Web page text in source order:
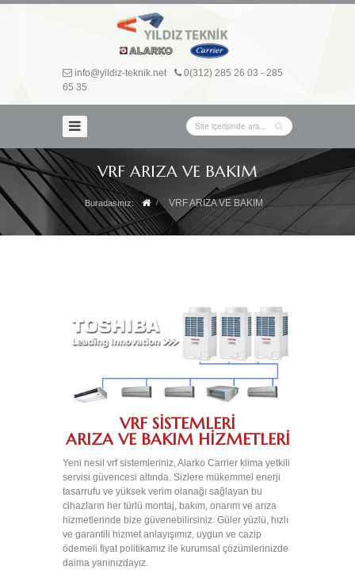
HİZMETLERİMİZ
SİSTEMLERİ
KOMBİ
ARIZA
VE
BAKIM
SOĞUTMA
SİSTEMLERİ
VRF
VE
BAKIM
PETEK
TESİSAT
TEMİZLİĞİ
info@yildiz-teknik.net
0(312) 285 26 03 - 285
65 35
VRF ARIZA VE BAKIM
Buradasınız: VRF ARIZA VE BAKIM
VRF SİSTEMLERİ
ARIZA VE BAKIM HİZMETLERİ
Yeni nesil vrf sistemleriniz, Alarko Carrier klima yetkili
servisi güvencesi altında. Sizlere mükemmel enerji
tasarrufu ve yüksek verim olanağı sağlayan bu
cihazların her türlü montaj, bakım, onarım ve arıza
hizmetlerinde bize güvenebilirsiniz. Güler yüzlü, hızlı
ve garantili hizmet anlayışımız, uygun ve cazip
ödemeli fiyat politikamız ile kurumsal çözümlerinizde
daima yanınızdayız.